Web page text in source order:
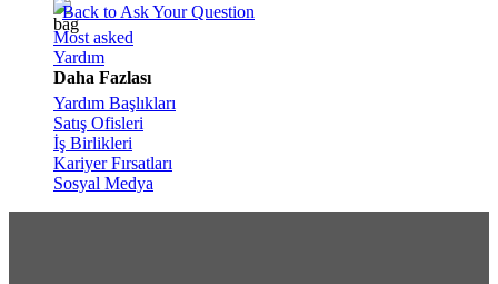
Back to Ask Your Question
Most asked
Yardım
Daha Fazlası
Yardım Başlıkları
Satış Ofisleri
İş Birlikleri
Kariyer Fırsatları
Sosyal Medya